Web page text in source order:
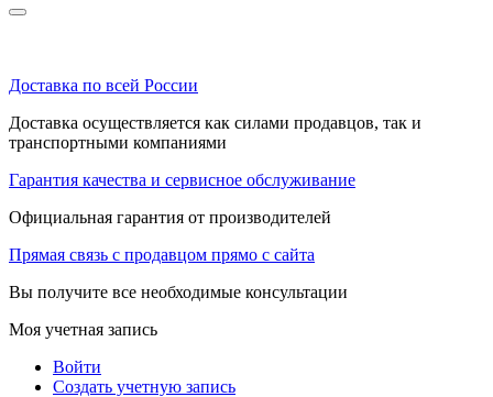
Доставка по всей России
Доставка осуществляется как силами продавцов, так и
транспортными компаниями
Гарантия качества и сервисное обслуживание
Официальная гарантия от производителей
Прямая связь с продавцом прямо с сайта
Вы получите все необходимые консультации
Моя учетная запись
Войти
Создать учетную запись